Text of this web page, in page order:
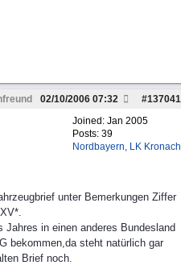
#137041
02/10/2006 07:32
Joined: Jan 2005
Posts: 39
Nordbayern, LK Kronach
unter Bemerkungen Ziffer
Jahres in einen anderes Bundesland
bekommen,da steht natürlich gar
Brief noch.